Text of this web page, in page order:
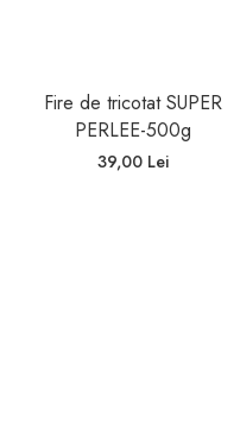
Fire de tricotat SUPER
PERLEE-500g
39,00 Lei